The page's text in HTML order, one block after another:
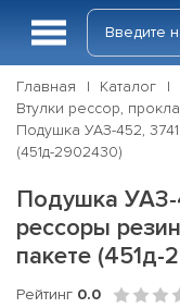
Главная Каталог
Втулки рессор,
Подушка УАЗ-452,
(451д-2902430)
Подушка УАЗ-
рессоры
пакете (451д-
Рейтинг 0.0